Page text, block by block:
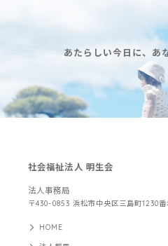
あたらしい今日に、あ
社会福祉法人 明生会
法人事務局
〒430-0853 浜松市中央区三島町1230番
HOME